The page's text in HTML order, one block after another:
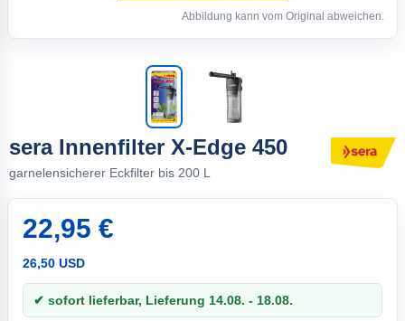
Abbildung kann vom Original abweichen.
sera Innenfilter X-Edge 450
garnelensicherer Eckfilter bis 200 L
22,95 €
26,50 USD
✔ sofort lieferbar, Lieferung 14.08. - 18.08.